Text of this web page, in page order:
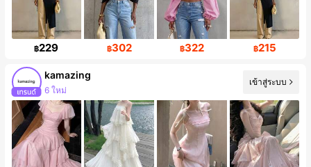
฿229 ฿302 ฿322 ฿215
kamazing
การเพิ่มขึ้นของผู้ติดตาม 133%
เข้าสู่ระบบ